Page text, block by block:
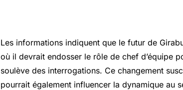
Les informations indiquent que le futur de
où il devrait endosser le rôle de chef d’équipe
soulève des interrogations. Ce changement
pourrait également influencer la dynamique au